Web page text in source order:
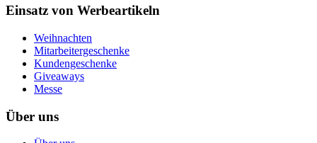
Einsatz von Werbeartikeln
Weihnachten
Mitarbeitergeschenke
Kundengeschenke
Giveaways
Messe
Über uns